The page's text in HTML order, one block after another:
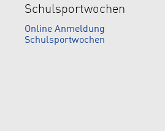
Schulsportwochen
Online Anmeldung
Schulsportwochen